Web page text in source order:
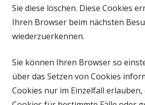
Sie diese löschen. Diese Cookies
Ihren Browser beim nächsten
wiederzuerkennen.
Sie können Ihren Browser so
über das Setzen von Cookies
Cookies nur im Einzelfall erlauben,